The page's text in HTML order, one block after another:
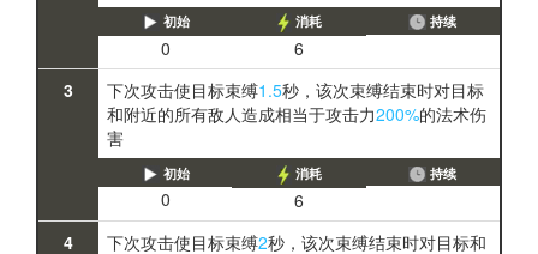
初始
0
消耗
6
持续
3 下次攻击使目标束缚1.5秒，该次束缚结束时对目标
和附近的所有敌人造成相当于攻击力200%的法术伤
害
初始
0
消耗
6
持续
4 下次攻击使目标束缚2秒，该次束缚结束时对目标和